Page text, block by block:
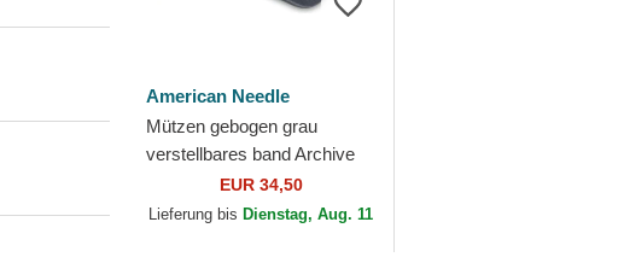
American Needle
Mützen gebogen grau
verstellbares band Archive
der Portland Beavers MiLB
von American Needle
EUR 34,50
Lieferung bis Dienstag, Aug. 11